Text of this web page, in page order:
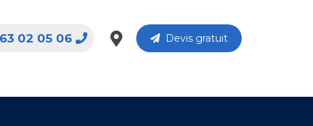
Devis gratuit
02 05 06